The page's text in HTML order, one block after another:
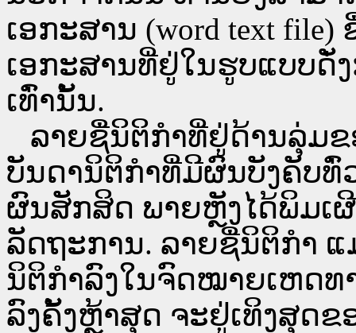
ເອກະສານ (word text
ເອກະສານທີ່ຢູ່ໃນຮູບແບບດັ່
ເທົ່ານັ້ນ.
ລາຍຊື່ນິຕິກຳທີ່ຢູ່ດ້ານລຸ່ມ
ບັນດານິຕິກຳທີ່ມີຜົນບັງຄັບທົ່
ຜົນສັກສິດ ພາຍຫຼັງໄດ້ພິມເ
ລັດຖະການ. ລາຍຊື່ນິຕິກຳ
ນິຕິກຳລົງໃນຈົດໝາຍເຫດທ
ລົງຄັ້ງຫຼ້າສຸດ ຈະຢູ່ເທິງສຸດຂ